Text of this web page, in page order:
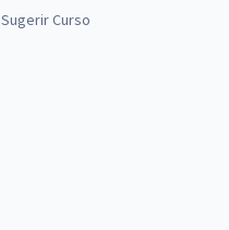
Sugerir Curso